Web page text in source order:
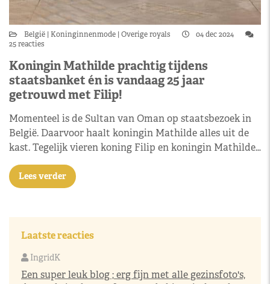
België Koninginnenmode Overige royals
04 dec 2024
25 reacties
Koningin Mathilde prachtig tijdens
staatsbanket én is vandaag 25 jaar
getrouwd met Filip!
Momenteel is de Sultan van Oman op staatsbezoek in
België. Daarvoor haalt koningin Mathilde alles uit de
kast. Tegelijk vieren koning Filip en koningin Mathilde…
Lees verder
Laatste reacties
IngridK
Een super leuk blog ; erg fijn met alle gezinsfoto's,